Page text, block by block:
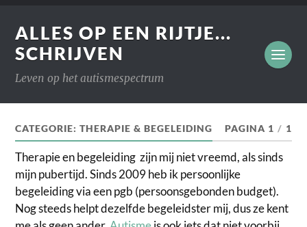
ALLES OP EEN RIJTJE...
SCHRIJVEN
Leven op het autismespectrum
CATEGORIE:THERAPIE & BEGELEIDING PAGINA 1 / 1
Therapie en begeleiding zijn mij niet vreemd, als sinds
mijn pubertijd. Sinds 2009 heb ik persoonlijke
begeleiding via een pgb (persoonsgebonden budget).
Nog steeds helpt dezelfde begeleidster mij, dus ze kent